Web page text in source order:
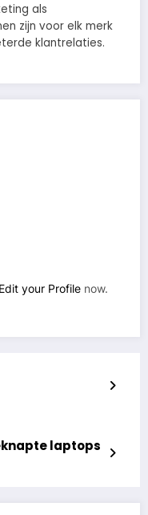
als
zijn voor elk merk
klantrelaties.
Edit your Profile now.
laptops